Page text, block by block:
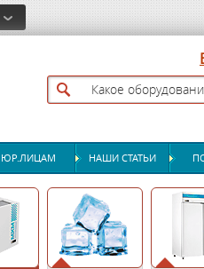
ЮР.ЛИЦАМ НАШИ СТАТЬИ